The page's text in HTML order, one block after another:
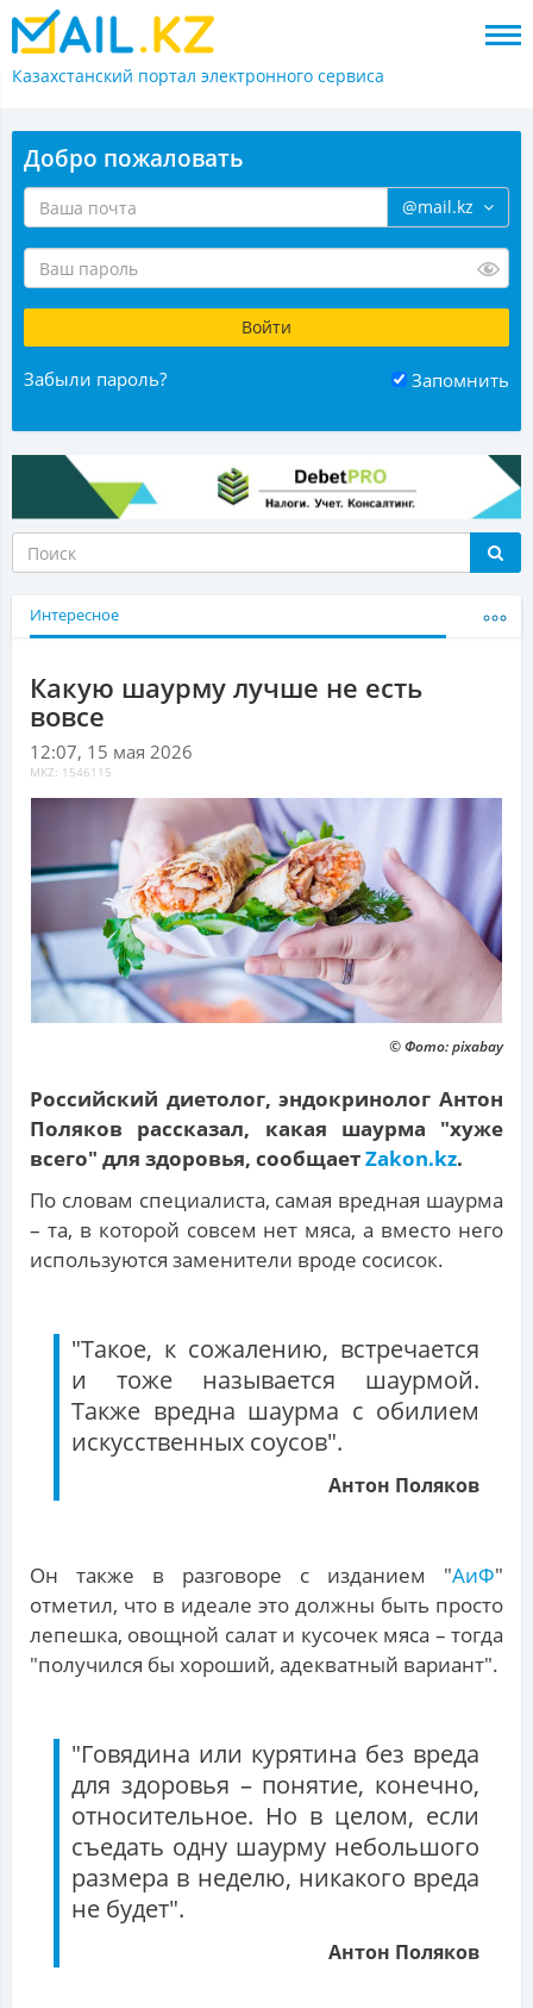
Казахстанский портал электронного сервиса
Добро пожаловать
@mail.kz
Забыли пароль? Запомнить
Интересное
Какую шаурму лучше не есть
вовсе
12:07, 15 мая 2026
MKZ: 1546115
© Фото: pixabay
Российский диетолог, эндокринолог Антон
Поляков рассказал, какая шаурма "хуже
всего" для здоровья, сообщаетZakon.kz.
По словам специалиста, самая вредная шаурма
– та, в которой совсем нет мяса, а вместо него
используются заменители вроде сосисок.
"Такое, к сожалению, встречается
и тоже называется шаурмой.
Также вредна шаурма с обилием
искусственных соусов".
Антон Поляков
Он также в разговоре с изданием "АиФ"
отметил, что в идеале это должны быть просто
лепешка, овощной салат и кусочек мяса – тогда
"получился бы хороший, адекватный вариант".
"Говядина или курятина без вреда
для здоровья – понятие, конечно,
относительное. Но в целом, если
съедать одну шаурму небольшого
размера в неделю, никакого вреда
не будет".
Антон Поляков